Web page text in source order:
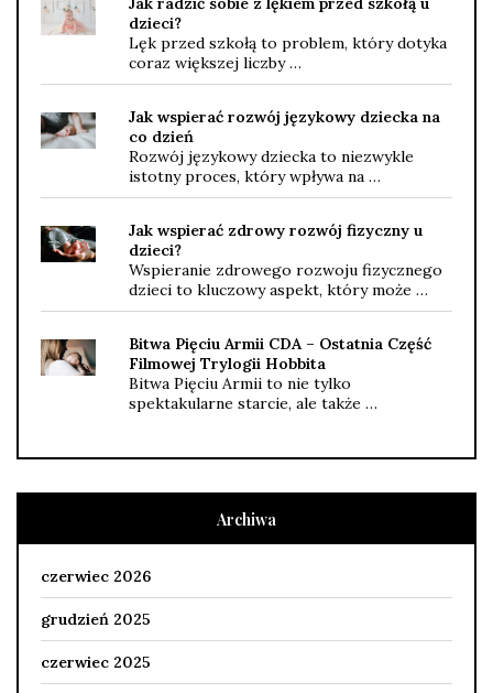
dzieci?
Lęk przed szkołą to problem, który dotyka
coraz większej liczby …
Jak wspierać rozwój językowy dziecka na
co dzień
Rozwój językowy dziecka to niezwykle
istotny proces, który wpływa na …
Jak wspierać zdrowy rozwój fizyczny u
dzieci?
Wspieranie zdrowego rozwoju fizycznego
dzieci to kluczowy aspekt, który może …
Bitwa Pięciu Armii CDA – Ostatnia Część
Filmowej Trylogii Hobbita
Bitwa Pięciu Armii to nie tylko
spektakularne starcie, ale także …
Archiwa
czerwiec 2026
grudzień 2025
czerwiec 2025